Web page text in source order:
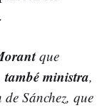
que
també ministra,
Sánchez, que